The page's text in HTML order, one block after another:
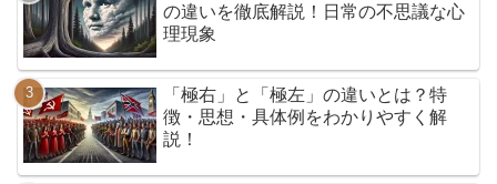
の違いを徹底解説！日常の不思議な心
理現象
「極右」と「極左」の違いとは？特
徴・思想・具体例をわかりやすく解
説！